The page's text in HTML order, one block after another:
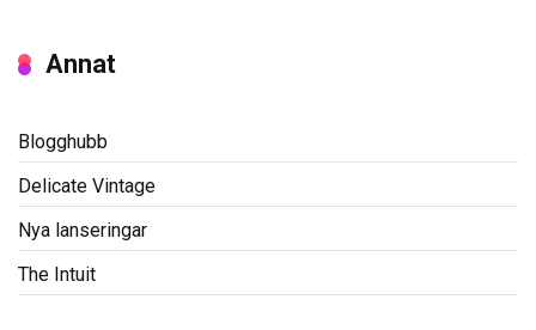
Annat
Blogghubb
Delicate Vintage
Nya lanseringar
The Intuit